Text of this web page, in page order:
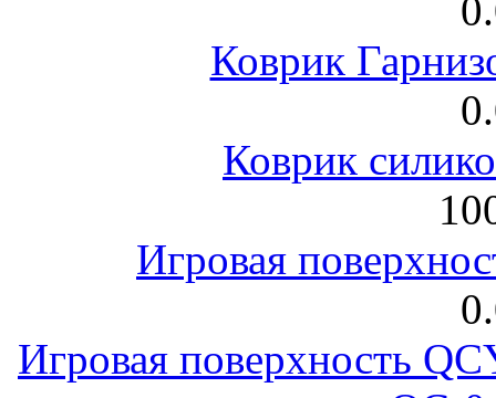
Коврик
Коврик
Игровая
Игровая поверхность